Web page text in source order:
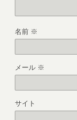
名前 ※
メール ※
サイト